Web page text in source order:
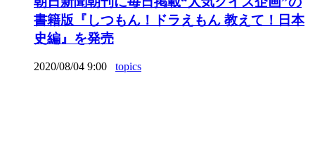
書籍版『しつもん！ドラえもん 教えて！日本
史編』を発売
2020/08/04 9:00 topics